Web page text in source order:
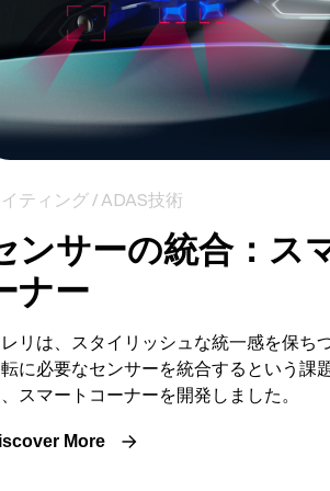
ティング / ADAS技術
ンサーの統合：ス
ナー
リは、スタイリッシュな統一感を保ち
に必要なセンサーを統合するという課
スマートコーナーを開発しました。
More